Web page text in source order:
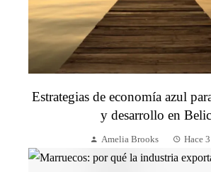
Estrategias de economía azul
y desarrollo en
Amelia Brooks Hace